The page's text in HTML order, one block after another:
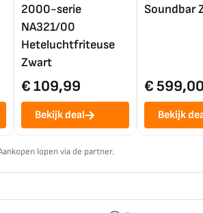
2000-serie
NA321/00
Heteluchtfriteuse
Zwart
€ 109,99
Bekijk deal
Soundbar
€ 599,00
Bekijk
lopen via de partner.